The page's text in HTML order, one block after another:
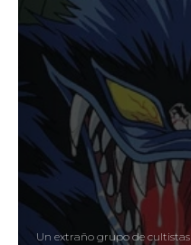
Un extraño grupo de